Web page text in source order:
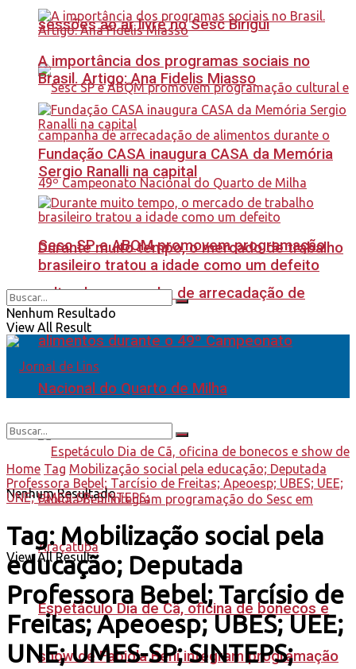
sessões ao ar livre no Sesc Birigui
Sesc SP e ABQM promovem programação
cultural e campanha de arrecadação de
alimentos durante o 49º Campeonato
Nacional do Quarto de Milha
Espetáculo Dia de Cã, oficina de bonecos e
show de Fabiola Beni integram programação
A importância dos programas sociais no
Brasil. Artigo: Ana Fidelis Miasso
Fundação CASA inaugura CASA da Memória
Sergio Ranalli na capital
Durante muito tempo, o mercado de trabalho
brasileiro tratou a idade como um defeito
Nenhum Resultado
View All Result
Nenhum Resultado
View All Result
Home Tag Mobilização social pela educação; Deputada
Professora Bebel; Tarcísio de Freitas; Apeoesp; UBES; UEE;
UNE; UMES-SP; SINTEPS;
Tag: Mobilização social pela
educação; Deputada
Professora Bebel; Tarcísio de
Freitas; Apeoesp; UBES; UEE;
UNE; UMES-SP; SINTEPS;